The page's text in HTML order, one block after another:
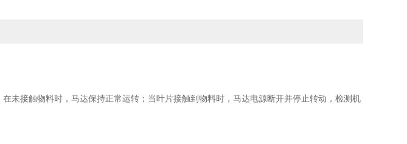
未接触物料时，马达保持正常运转；当叶片接触到物料时，马达电源断开并停止转动，检测机